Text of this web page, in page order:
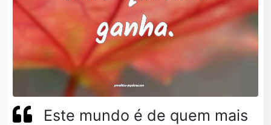
Este mundo é de quem mais